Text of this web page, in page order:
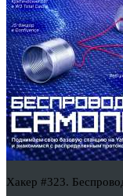
Хакер #323.